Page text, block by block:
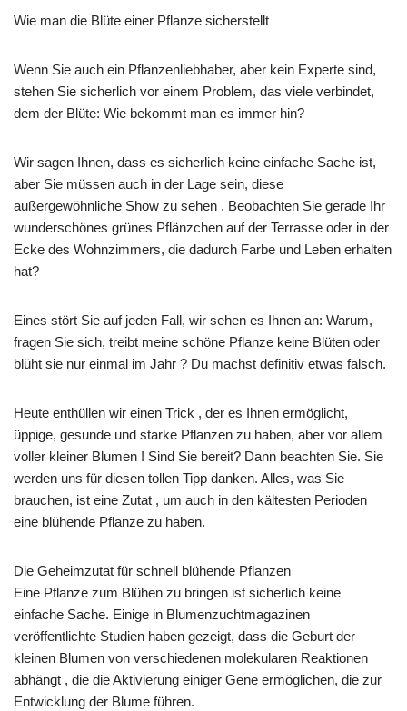
Wie man die Blüte einer Pflanze sicherstellt
Wenn Sie auch ein Pflanzenliebhaber, aber kein Experte sind,
stehen Sie sicherlich vor einem Problem, das viele verbindet,
dem der Blüte: Wie bekommt man es immer hin?
Wir sagen Ihnen, dass es sicherlich keine einfache Sache ist,
aber Sie müssen auch in der Lage sein, diese
außergewöhnliche Show zu sehen . Beobachten Sie gerade Ihr
wunderschönes grünes Pflänzchen auf der Terrasse oder in der
Ecke des Wohnzimmers, die dadurch Farbe und Leben erhalten
hat?
Eines stört Sie auf jeden Fall, wir sehen es Ihnen an: Warum,
fragen Sie sich, treibt meine schöne Pflanze keine Blüten oder
blüht sie nur einmal im Jahr ? Du machst definitiv etwas falsch.
Heute enthüllen wir einen Trick , der es Ihnen ermöglicht,
üppige, gesunde und starke Pflanzen zu haben, aber vor allem
voller kleiner Blumen ! Sind Sie bereit? Dann beachten Sie. Sie
werden uns für diesen tollen Tipp danken. Alles, was Sie
brauchen, ist eine Zutat , um auch in den kältesten Perioden
eine blühende Pflanze zu haben.
Die Geheimzutat für schnell blühende Pflanzen
Eine Pflanze zum Blühen zu bringen ist sicherlich keine
einfache Sache. Einige in Blumenzuchtmagazinen
veröffentlichte Studien haben gezeigt, dass die Geburt der
kleinen Blumen von verschiedenen molekularen Reaktionen
abhängt , die die Aktivierung einiger Gene ermöglichen, die zur
Entwicklung der Blume führen.